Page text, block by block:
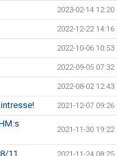
2023-02-14 12:20
2022-12-22 14:16
2022-10-06 10:53
2022-09-05 07:32
2022-08-02 12:43
2021-12-07 09:26
2021-11-30 19:22
11